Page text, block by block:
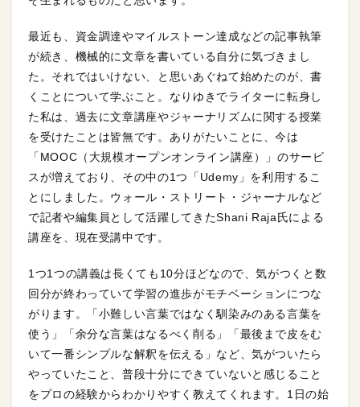
最近も、資金調達やマイルストーン達成などの記事執筆
が続き、機械的に文章を書いている自分に気づきまし
た。それではいけない、と思いあぐねて始めたのが、書
くことについて学ぶこと。なりゆきでライターに転身し
た私は、過去に文章講座やジャーナリズムに関する授業
を受けたことは皆無です。ありがたいことに、今は
「MOOC（大規模オープンオンライン講座）」のサービ
スが増えており、その中の1つ「Udemy」を利用するこ
とにしました。ウォール・ストリート・ジャーナルなど
で記者や編集員として活躍してきたShani Raja氏による
講座を、現在受講中です。
1つ1つの講義は長くても10分ほどなので、気がつくと数
回分が終わっていて学習の進歩がモチベーションにつな
がります。「小難しい言葉ではなく馴染みのある言葉を
使う」「余分な言葉はなるべく削る」「最後まで皮をむ
いて一番シンプルな解釈を伝える」など、気がついたら
やっていたこと、普段十分にできていないと感じること
をプロの経験からわかりやすく教えてくれます。1日の始